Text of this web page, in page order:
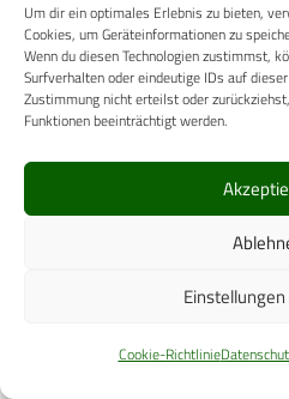
Um dir ein optimales Erlebnis zu bieten,
Cookies, um Geräteinformationen zu
Wenn du diesen Technologien zustimmst,
Surfverhalten oder eindeutige IDs auf
Zustimmung nicht erteilst oder
Funktionen beeinträchtigt werden.
Cookie-Richtlinie
keinem signifikanten Benefit.
Studie insgesamt 14 % [58]. Die
höher energetische axiale
verursachten Frakturen wurden
klassifizierte Frakturen (odds
Klassifikation > 3 (odds ratio
(odds ratio
Risikofrakturen sind [59]. Die
Autoren zufolge weniger